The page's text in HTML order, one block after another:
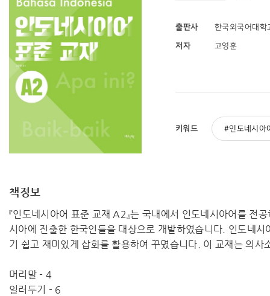
출판사 한국외국어대학
저자 고영훈
키워드 인도네시아
책정보
『인도네시아어 표준 교재 A2』는 국내에서 인도네시아어를
시아에 진출한 한국인들을 대상으로 개발하였습니다. 인도네
기 쉽고 재미있게 삽화를 활용하여 꾸몄습니다. 이 교재는 의
머리말 - 4
일러두기 - 6